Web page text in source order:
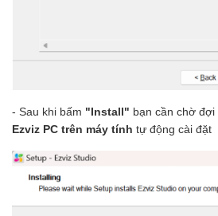
- Sau khi bấm "Install" bạn cần chờ
Ezviz PC trên máy tính tự động cài đặt